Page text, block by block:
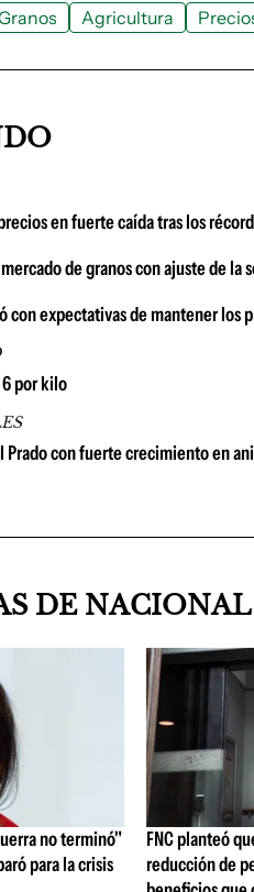
Agricultura
en fuerte caída tras los
de granos con ajuste de la
con expectativas de mantener los
6 por kilo
Prado con fuerte crecimiento en
DE NACIONAL
no terminó"
para la crisis
FNC planteó
reducción de